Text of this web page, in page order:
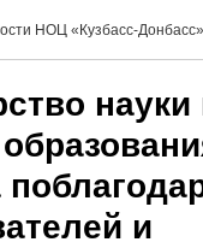
НОЦ «Кузбасс-Донбасс»
науки
и